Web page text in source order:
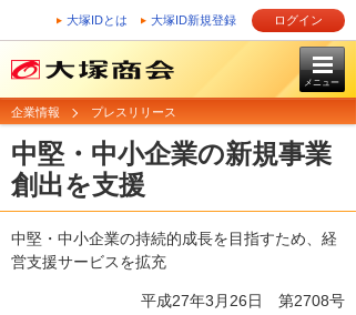
大塚IDとは 大塚ID新規登録 ログイン
メニュー
企業情報 プレスリリース
中堅・中小企業の新規事業
創出を支援
中堅・中小企業の持続的成長を目指すため、経
営支援サービスを拡充
平成27年3月26日 第2708号